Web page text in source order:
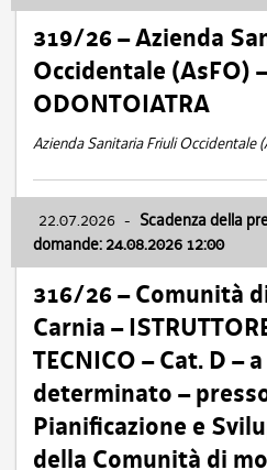
319/26 – Azienda
Occidentale (AsFO)
ODONTOIATRA
Azienda Sanitaria Friuli Occidentale
22.07.2026 - Scadenza della
domande: 24.08.2026 12:00
316/26 – Comunità
Carnia –
TECNICO – Cat. D –
determinato –
Pianificazione e
della Comunità di